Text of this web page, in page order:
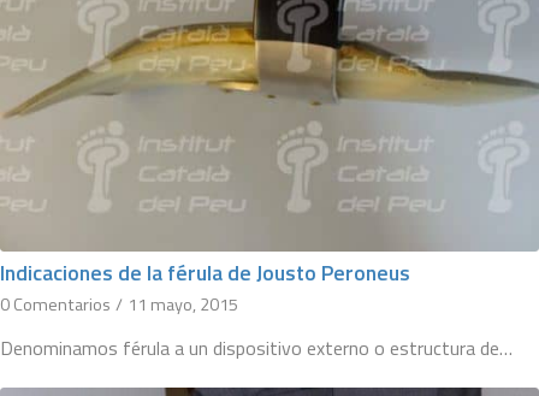
Indicaciones de la férula de Jousto Peroneus
0 Comentarios / 11 mayo, 2015
Denominamos férula a un dispositivo externo o estructura de…